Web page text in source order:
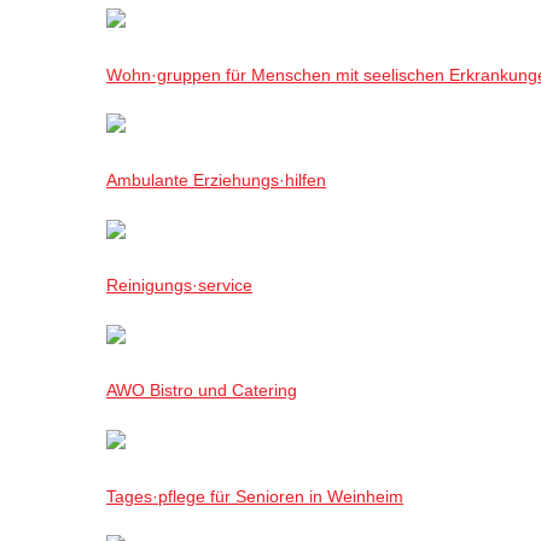
Wohn·gruppen für Menschen mit seelischen
Ambulante Erziehungs·hilfen
Reinigungs·service
AWO Bistro und Catering
Tages·pflege für Senioren in Weinheim